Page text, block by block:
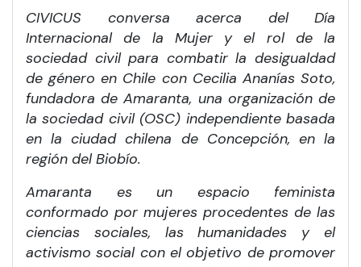
CIVICUS conversa acerca del Día
Internacional de la Mujer y el rol de la
sociedad civil para combatir la desigualdad
de género en Chile con Cecilia Ananías Soto,
fundadora de Amaranta, una organización de
la sociedad civil (OSC) independiente basada
en la ciudad chilena de Concepción, en la
región del Biobío.
Amaranta es un espacio feminista
conformado por mujeres procedentes de las
ciencias sociales, las humanidades y el
activismo social con el objetivo de promover